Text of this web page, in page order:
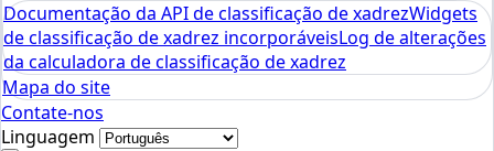
Documentação da API de classificação de xadrezWidgets
de classificação de xadrez incorporáveisLog de alterações
da calculadora de classificação de xadrez
Mapa do site
Contate-nos
Linguagem